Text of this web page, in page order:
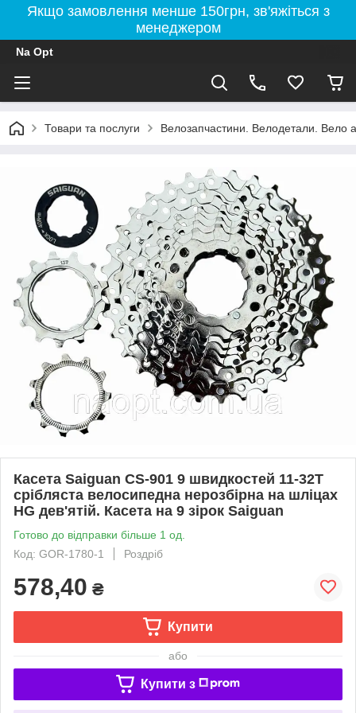
Якщо замовлення менше 150грн, зв'яжіться з
менеджером
Na Opt
Товари та послуги Велозапчастини. Велодетали. Вело
Касета Saiguan CS-901 9 швидкостей 11-32T
срібляста велосипедна нерозбірна на шліцах
HG дев'ятій. Касета на 9 зірок Saiguan
Готово до відправки більше 1 од.
Код: GOR-1780-1
Роздріб
578,40 ₴
Купити
або
Купити з